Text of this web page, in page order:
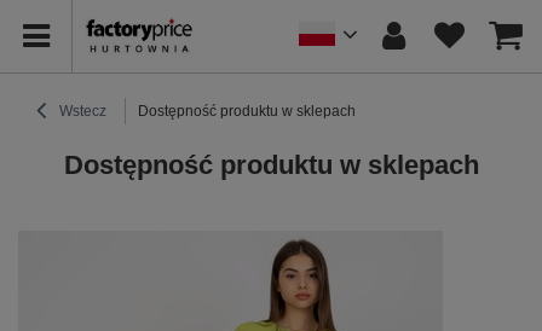
Wstecz Dostępność produktu w sklepach
Dostępność produktu w sklepach